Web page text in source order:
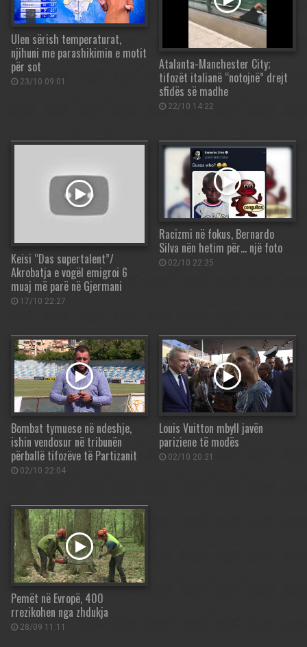
Ulen sërish temperaturat,
njihuni me parashikimin e motit
për sot
23/10 09:01
Atalanta-Manchester City;
tifozët italianë “notojnë” drejt
sfidës së madhe
22/10 14:22
Keisi “Das supertalent”/
Akrobatja e vogël emigroi 6
muaj më parë në Gjermani
17/10 22:27
Racizmi në fokus, Bernardo
Silva nën hetim për… një foto
02/10 22:25
Bombat tymuese në ndeshje,
ishin vendosur në tribunën
përballë tifozëve të Partizanit
02/10 22:04
Louis Vuitton mbyll javën
pariziene të modës
02/10 20:21
Pemët në Evropë, 400
rrezikohen nga zhdukja
28/09 11:11